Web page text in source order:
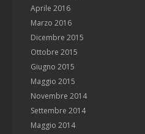
Aprile 2016
Marzo 2016
Dicembre 2015
Ottobre 2015
Giugno 2015
Maggio 2015
Novembre 2014
Settembre 2014
Maggio 2014